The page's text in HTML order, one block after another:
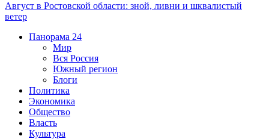
Август в Ростовской области: зной, ливни и шквалистый
ветер
Панорама 24
Мир
Вся Россия
Южный регион
Блоги
Политика
Экономика
Общество
Власть
Культура